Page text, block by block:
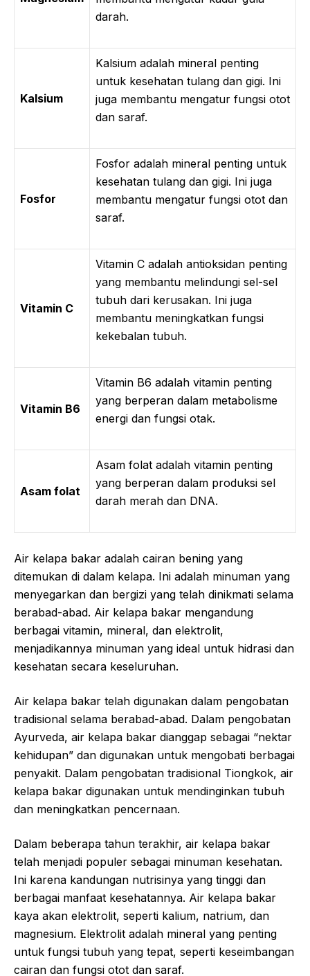
darah.
Kalsium
Kalsium adalah mineral penting
untuk kesehatan tulang dan gigi. Ini
juga membantu mengatur fungsi otot
dan saraf.
Fosfor
Fosfor adalah mineral penting untuk
kesehatan tulang dan gigi. Ini juga
membantu mengatur fungsi otot dan
saraf.
Vitamin C
Vitamin C adalah antioksidan penting
yang membantu melindungi sel-sel
tubuh dari kerusakan. Ini juga
membantu meningkatkan fungsi
kekebalan tubuh.
Vitamin B6
Vitamin B6 adalah vitamin penting
yang berperan dalam metabolisme
energi dan fungsi otak.
Asam folat
Asam folat adalah vitamin penting
yang berperan dalam produksi sel
darah merah dan DNA.
Air kelapa bakar adalah cairan bening yang
ditemukan di dalam kelapa. Ini adalah minuman yang
menyegarkan dan bergizi yang telah dinikmati selama
berabad-abad. Air kelapa bakar mengandung
berbagai vitamin, mineral, dan elektrolit,
menjadikannya minuman yang ideal untuk hidrasi dan
kesehatan secara keseluruhan.
Air kelapa bakar telah digunakan dalam pengobatan
tradisional selama berabad-abad. Dalam pengobatan
Ayurveda, air kelapa bakar dianggap sebagai “nektar
kehidupan” dan digunakan untuk mengobati berbagai
penyakit. Dalam pengobatan tradisional Tiongkok, air
kelapa bakar digunakan untuk mendinginkan tubuh
dan meningkatkan pencernaan.
Dalam beberapa tahun terakhir, air kelapa bakar
telah menjadi populer sebagai minuman kesehatan.
Ini karena kandungan nutrisinya yang tinggi dan
berbagai manfaat kesehatannya. Air kelapa bakar
kaya akan elektrolit, seperti kalium, natrium, dan
magnesium. Elektrolit adalah mineral yang penting
untuk fungsi tubuh yang tepat, seperti keseimbangan
cairan dan fungsi otot dan saraf.